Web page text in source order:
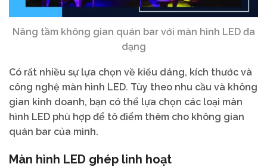
Nâng tầm không gian quán bar với màn hình LED đa
dạng
Có rất nhiều sự lựa chọn về kiểu dáng, kích thước và
công nghệ màn hình LED. Tùy theo nhu cầu và không
gian kinh doanh, bạn có thể lựa chọn các loại màn
hình LED phù hợp để tô điểm thêm cho không gian
quán bar của mình.
Màn hình LED ghép linh hoạt